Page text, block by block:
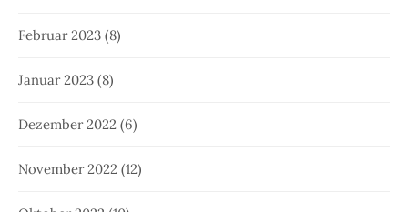
Februar 2023 (8)
Januar 2023 (8)
Dezember 2022 (6)
November 2022 (12)